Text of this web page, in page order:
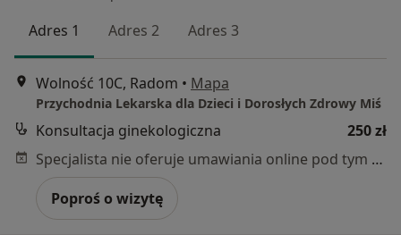
Adres 1 Adres 2 Adres 3
Wolność 10C, Radom • Mapa
Przychodnia Lekarska dla Dzieci i Dorosłych Zdrowy Miś
Konsultacja ginekologiczna
250 zł
Specjalista nie oferuje umawiania online pod tym adresem.
Poproś o wizytę